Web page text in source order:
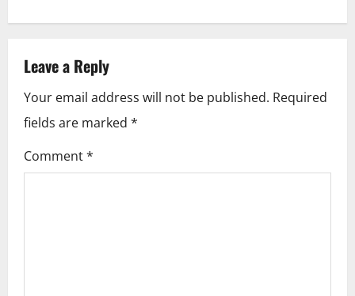
a
v
i
g
Leave a Reply
Your email address will not be published. Required
fields are marked *
Comment*